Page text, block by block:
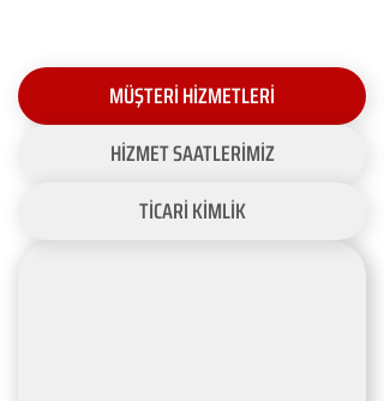
MÜŞTERİ HİZMETLERİ
HİZMET SAATLERİMİZ
TİCARİ KİMLİK